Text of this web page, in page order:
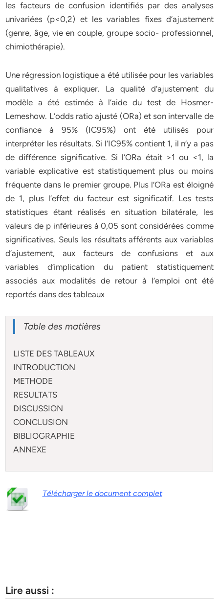
les facteurs de confusion identifiés par des analyses
univariées (p<0,2) et les variables fixes d’ajustement
(genre, âge, vie en couple, groupe socio- professionnel,
chimiothérapie).
Une régression logistique a été utilisée pour les variables
qualitatives à expliquer. La qualité d’ajustement du
modèle a été estimée à l’aide du test de Hosmer-
Lemeshow. L’odds ratio ajusté (ORa) et son intervalle de
confiance à 95% (IC95%) ont été utilisés pour
interpréter les résultats. Si l’IC95% contient 1, il n’y a pas
de différence significative. Si l’ORa était >1 ou <1, la
variable explicative est statistiquement plus ou moins
fréquente dans le premier groupe. Plus l’ORa est éloigné
de 1, plus l’effet du facteur est significatif. Les tests
statistiques étant réalisés en situation bilatérale, les
valeurs de p inférieures à 0,05 sont considérées comme
significatives. Seuls les résultats afférents aux variables
d’ajustement, aux facteurs de confusions et aux
variables d’implication du patient statistiquement
associés aux modalités de retour à l’emploi ont été
reportés dans des tableaux
Table des matières
LISTE DES TABLEAUX
INTRODUCTION
METHODE
RESULTATS
DISCUSSION
CONCLUSION
BIBLIOGRAPHIE
ANNEXE
Télécharger le document complet
Lire aussi :